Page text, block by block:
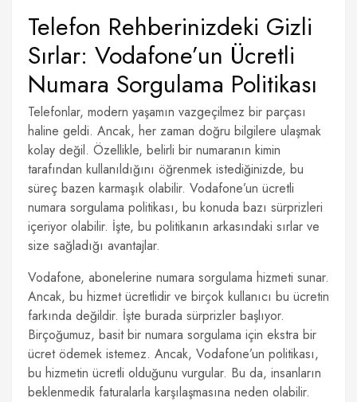
Telefon Rehberinizdeki Gizli
Sırlar: Vodafone’un Ücretli
Numara Sorgulama Politikası
Telefonlar, modern yaşamın vazgeçilmez bir parçası
haline geldi. Ancak, her zaman doğru bilgilere ulaşmak
kolay değil. Özellikle, belirli bir numaranın kimin
tarafından kullanıldığını öğrenmek istediğinizde, bu
süreç bazen karmaşık olabilir. Vodafone’un ücretli
numara sorgulama politikası, bu konuda bazı sürprizleri
içeriyor olabilir. İşte, bu politikanın arkasındaki sırlar ve
size sağladığı avantajlar.
Vodafone, abonelerine numara sorgulama hizmeti sunar.
Ancak, bu hizmet ücretlidir ve birçok kullanıcı bu ücretin
farkında değildir. İşte burada sürprizler başlıyor.
Birçoğumuz, basit bir numara sorgulama için ekstra bir
ücret ödemek istemez. Ancak, Vodafone’un politikası,
bu hizmetin ücretli olduğunu vurgular. Bu da, insanların
beklenmedik faturalarla karşılaşmasına neden olabilir.